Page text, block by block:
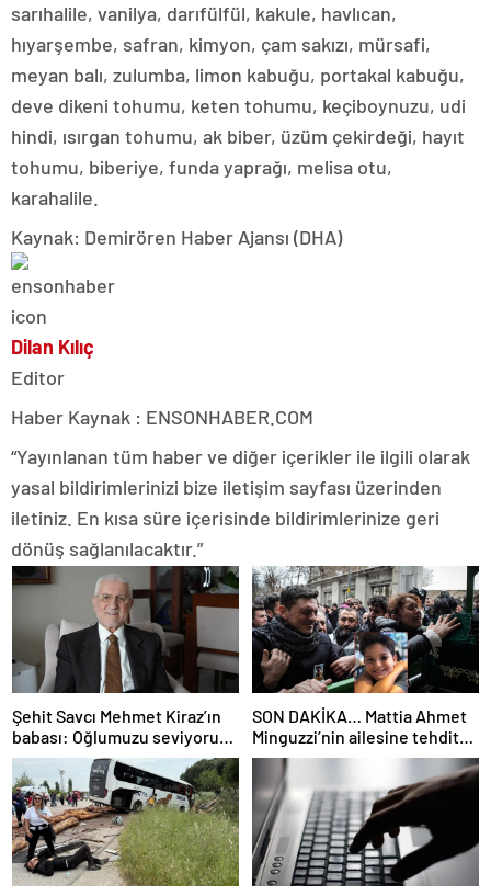
sarıhalile, vanilya, darıfülfül, kakule, havlıcan,
hıyarşembe, safran, kimyon, çam sakızı, mürsafi,
meyan balı, zulumba, limon kabuğu, portakal kabuğu,
deve dikeni tohumu, keten tohumu, keçiboynuzu, udi
hindi, ısırgan tohumu, ak biber, üzüm çekirdeği, hayıt
tohumu, biberiye, funda yaprağı, melisa otu,
karahalile.
Kaynak: Demirören Haber Ajansı (DHA)
Dilan Kılıç
Editor
Haber Kaynak : ENSONHABER.COM
“Yayınlanan tüm haber ve diğer içerikler ile ilgili olarak
yasal bildirimlerinizi bize iletişim sayfası üzerinden
iletiniz. En kısa süre içerisinde bildirimlerinize geri
dönüş sağlanılacaktır.”
Şehit Savcı Mehmet Kiraz’ın
babası: Oğlumuzu seviyoruz
ama devletimizi oğlumuzdan
da çok seviyoruz
SON DAKİKA… Mattia Ahmet
Minguzzi’nin ailesine tehdit
davasında yeni gelişme: İşte
5 şüpheli hakkında istenen
ceza!